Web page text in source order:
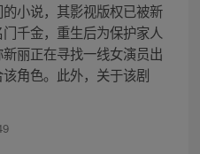
小说，其影视版权已被新
千金，重生后为保护家人
丽正在寻找一线女演员出
角色。此外，关于该剧